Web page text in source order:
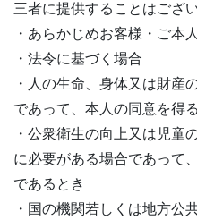
三者に提供することはござ
・あらかじめお客様・ご本
・法令に基づく場合
・人の生命、身体又は財産
であって、本人の同意を得
・公衆衛生の向上又は児童
に必要がある場合であって
であるとき
・国の機関若しくは地方公